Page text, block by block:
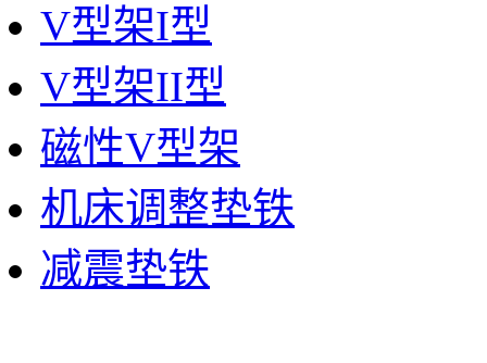
V型架I型
V型架II型
磁性V型架
机床调整垫铁
减震垫铁